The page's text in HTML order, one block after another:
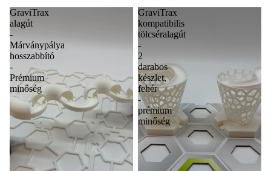
GraviTrax
alagút
-
Márványpálya
hosszabbító
-
Prémium
minőség
GraviTrax
kompatibilis
tölcséralagút
-
2
darabos
készlet,
fehér
-
prémium
minőség